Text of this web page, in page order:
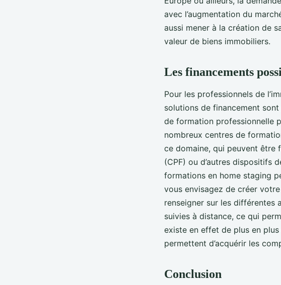
avec l’augmentation du
aussi mener à la création de
valeur de biens immobiliers.
Les financements
Pour les professionnels de
solutions de financement
de formation professionnelle
nombreux centres de
ce domaine, qui peuvent être
(CPF) ou d’autres dispositifs
formations en home staging
vous envisagez de créer
renseigner sur les différentes
suivies à distance, ce qui
existe en effet de plus en
permettent d’acquérir les
Conclusion